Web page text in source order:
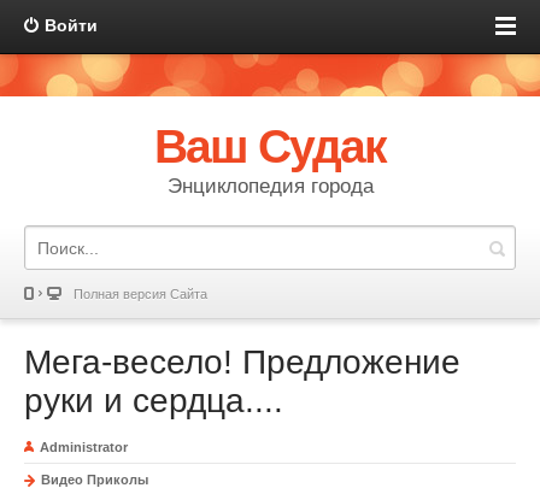
Войти
Ваш Судак
Энциклопедия города
Полная версия Сайта
Мега-весело! Предложение
руки и сердца....
Administrator
Видео Приколы